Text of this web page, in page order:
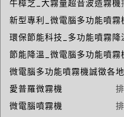
牛樟芝_大霧量超音波造霧機
新型專利_微電腦多功能噴霧
環保節能科技_多功能噴霧降
節能降溫_微電腦多功能噴霧
微電腦多功能噴霧機誠徵各
愛普羅微霧機
微電腦噴霧機